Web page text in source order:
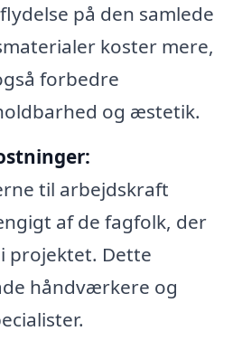
på den samlede
koster mere,
forbedre
og æstetik.
til arbejdskraft
af de fagfolk, der
projektet. Dette
håndværkere og